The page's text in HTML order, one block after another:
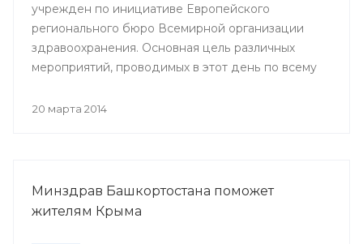
учрежден по инициативе Европейского
регионального бюро Всемирной организации
здравоохранения. Основная цель различных
мероприятий, проводимых в этот день по всему
и информирование населения о заболевании и
20 марта 2014
Минздрав Башкортостана поможет
жителям Крыма